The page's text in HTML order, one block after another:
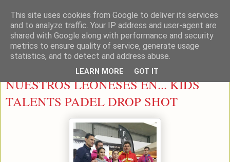
LEON PADEL
jueves, 10 de marzo de 2016
NUESTROS LEONESES EN... KIDS
TALENTS PADEL DROP SHOT
This site uses cookies from Google to deliver its services
and to analyze traffic. Your IP address and user-agent are
shared with Google along with performance and security
metrics to ensure quality of service, generate usage
statistics, and to detect and address abuse.
LEARN MORE GOT IT